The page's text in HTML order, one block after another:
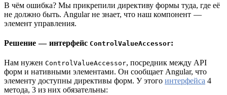
В чём ошибка? Мы прикрепили директиву формы туда, где её
не должно быть. Angular не знает, что наш компонент —
элемент управления.
Решение — интерфейс ControlValueAccessor:
Нам нужен ControlValueAccessor, посредник между API
форм и нативными элементами. Он сообщает Angular, что
элементу доступны директивы форм. У этого интерфейса 4
метода, 3 из них обязательны: